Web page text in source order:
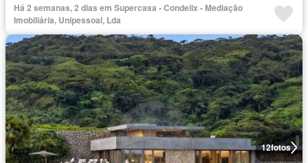
Há 2 semanas, 2 dias em Supercasa - Condelix - Mediação
Imobiliária, Unipessoal, Lda
12fotos